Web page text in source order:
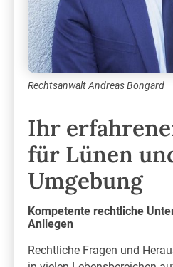
Ihr
für Lünen
Umgebung
Kompetente rechtliche
Anliegen
Rechtliche Fragen und
Rechtsanwalt Andreas Bongard